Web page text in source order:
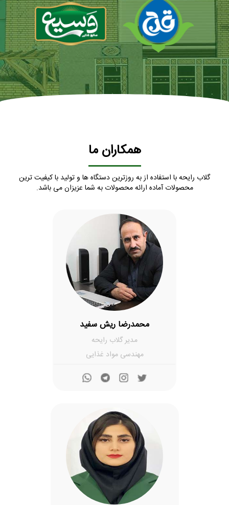
همکاران ما
گلاب رایحه با استفاده از به روزترین دستگاه ها و تولید با کیفیت ترین
محصولات آماده ارائه محصولات به شما عزیزان می باشد.
محمدرضا ریش سفید
مدیر گلاب رایحه
مهندسی مواد غذایی